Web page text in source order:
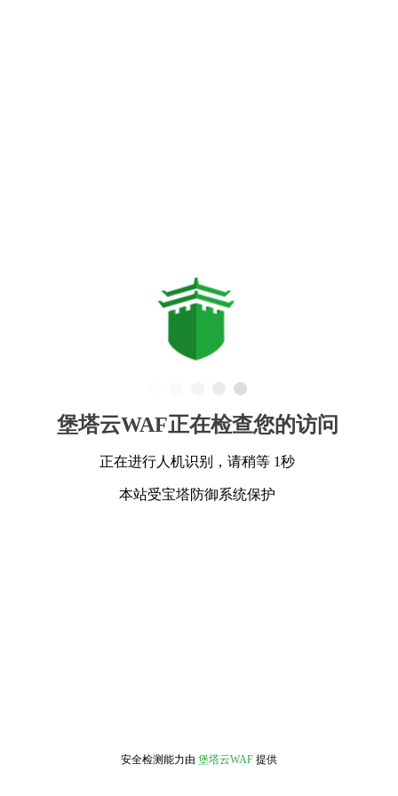
堡塔云WAF正在检查您的访问
正在进行人机识别，请稍等 1秒
本站受宝塔防御系统保护
安全检测能力由 堡塔云WAF 提供